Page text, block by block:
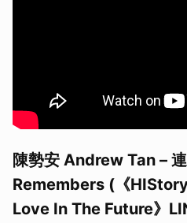
陳勢安 Andrew Tan –
Remembers (《
Love In The Future》